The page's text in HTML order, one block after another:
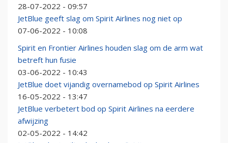
28-07-2022 - 09:57
JetBlue geeft slag om Spirit Airlines nog niet op
07-06-2022 - 10:08
Spirit en Frontier Airlines houden slag om de arm wat
betreft hun fusie
03-06-2022 - 10:43
JetBlue doet vijandig overnamebod op Spirit Airlines
16-05-2022 - 13:47
JetBlue verbetert bod op Spirit Airlines na eerdere
afwijzing
02-05-2022 - 14:42